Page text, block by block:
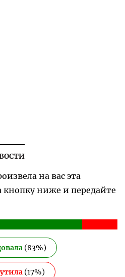
на вас эта
ниже и передайте
(83%)
(17%)